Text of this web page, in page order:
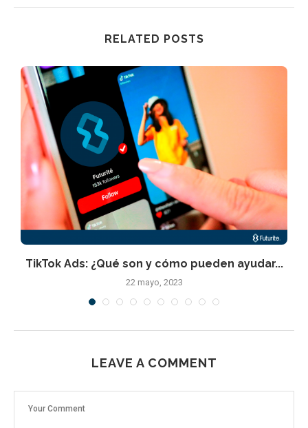
RELATED POSTS
TikTok Ads: ¿Qué son y cómo pueden ayudar...
22 mayo, 2023
LEAVE A COMMENT